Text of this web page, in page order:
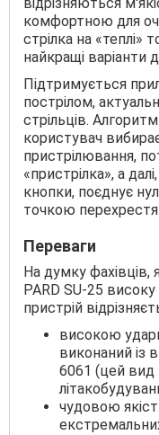
комфортною для
стрілка на «теплі»
найкращі варіанти
Підтримується
пострілом,
стрільців.
користувач
пристрілювання,
«пристрілка», а
кнопки, поєднує
точкою перехрестя
Переваги
На думку фахівців,
PARD SU-25
пристрій
високою
виконаний із
6061 (цей вид
чудовою